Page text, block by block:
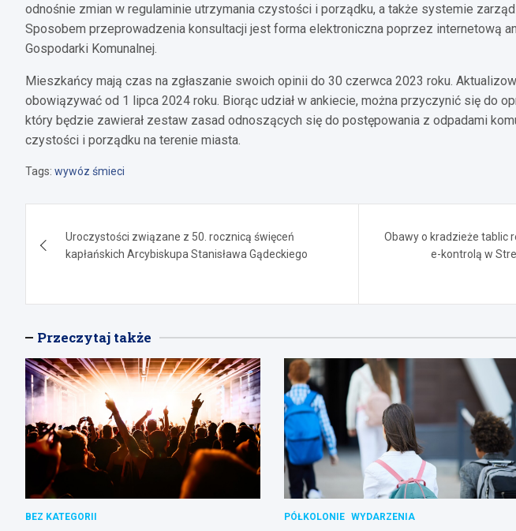
odnośnie zmian w regulaminie utrzymania czystości i porządku, a także systemie
Sposobem przeprowadzenia konsultacji jest forma elektroniczna poprzez internetową
Gospodarki Komunalnej.
Mieszkańcy mają czas na zgłaszanie swoich opinii do 30 czerwca 2023 roku.
obowiązywać od 1 lipca 2024 roku. Biorąc udział w ankiecie, można przyczynić się do
który będzie zawierał zestaw zasad odnoszących się do postępowania z odpadami
czystości i porządku na terenie miasta.
Tags: wywóz śmieci
wpisu
Uroczystości związane z 50. rocznicą święceń
kapłańskich Arcybiskupa Stanisława Gądeckiego
Obawy o kradzieże tablic
e-kontrolą w
Przeczytaj także
BEZ KATEGORII PÓŁKOLONIE WYDARZENIA